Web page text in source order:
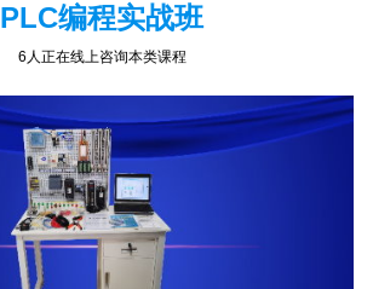
PLC编程实战班
6人正在线上咨询本类课程